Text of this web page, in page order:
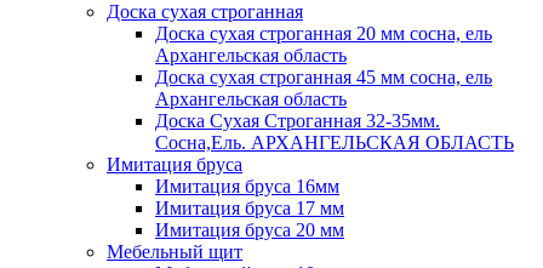
Доска сухая строганная
Доска сухая строганная 20 мм сосна, ель
Архангельская область
Доска сухая строганная 45 мм сосна, ель
Архангельская область
Доска Сухая Строганная 32-35мм.
Сосна,Ель. АРХАНГЕЛЬСКАЯ ОБЛАСТЬ
Имитация бруса
Имитация бруса 16мм
Имитация бруса 17 мм
Имитация бруса 20 мм
Мебельный щит